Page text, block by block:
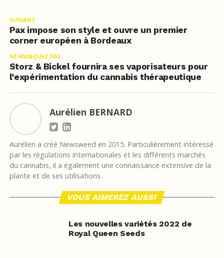
SUIVANT
Pax impose son style et ouvre un premier
corner européen à Bordeaux
NE MANQUEZ PAS
Storz & Bickel fournira ses vaporisateurs pour
l’expérimentation du cannabis thérapeutique
Aurélien BERNARD
Aurélien a créé Newsweed en 2015. Particulièrement intéressé
par les régulations internationales et les différents marchés
du cannabis, il a également une connaissance extensive de la
plante et de ses utilisations.
VOUS AIMEREZ AUSSI
Les nouvelles variétés 2022 de
Royal Queen Seeds